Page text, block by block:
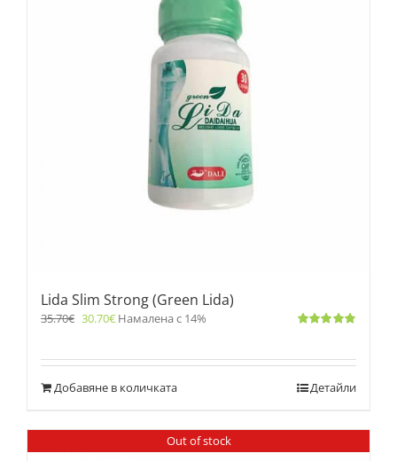
Lida Slim Strong (Green Lida)
35.70€ 30.70€ Намалена с 14%
Добавяне в количката Детайли
Out of stock